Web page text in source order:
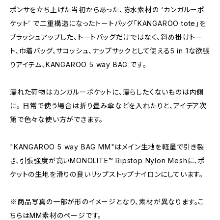
ポンサを立ち上げた当初からあった、防水素材の ‘カンガルーポ
ケット’ で二重構造になったトートバッグ「KANGAROO tote」を
ブラッシュアップした、トートバッグだけではなく、斜め掛けトー
ト、巾着バッグ、サコッシュ、ナップサックとして使える5 in 1な欲張
りアイテム、KANGAROO 5 way BAG です。
濡れた荷物はカンガルーポケットに、濡らしたくないものは内側
に。 日常で使う場合は折り畳み傘などを入れたりと、アイデア次
第で色々な使い方ができます。
"KANGAROO 5 way BAG MM"はメイン生地を軽量で引き裂
き、引張強度が高いMONOLITE™ Ripstop Nylon Meshに、ポ
ケットの生地を滑りの良いリップストップナイロンにしています。
※商品写真の一部が形のイメージとなり、素材が異なります。こ
ちらはMM素材のページです。